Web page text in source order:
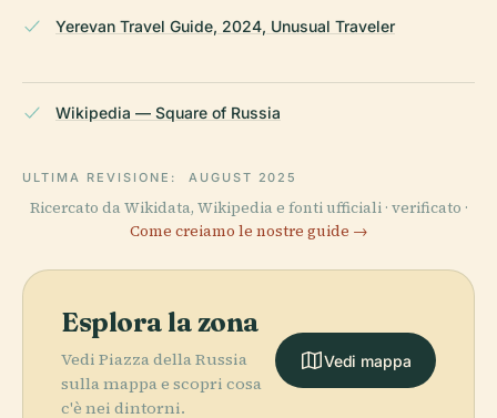
Yerevan Travel Guide, 2024, Unusual Traveler
Wikipedia — Square of Russia
ULTIMA REVISIONE: AUGUST 2025
Ricercato da Wikidata, Wikipedia e fonti ufficiali · verificato ·
Come creiamo le nostre guide →
Esplora la zona
Vedi Piazza della Russia
sulla mappa e scopri cosa
c'è nei dintorni.
Vedi mappa